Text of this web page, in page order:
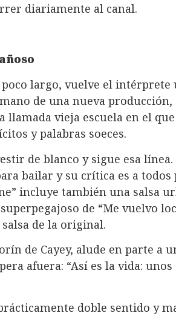
diariamente al canal.
largo, vuelve el intérprete
de una nueva producción,
llamada vieja escuela en el
y palabras soeces.
de blanco y sigue esa línea.
bailar y su crítica es a todos
incluye también una salsa
de “Me vuelvo
de la original.
de Cayey, alude en parte a
afuera: “Así es la vida: unos
doble sentido y